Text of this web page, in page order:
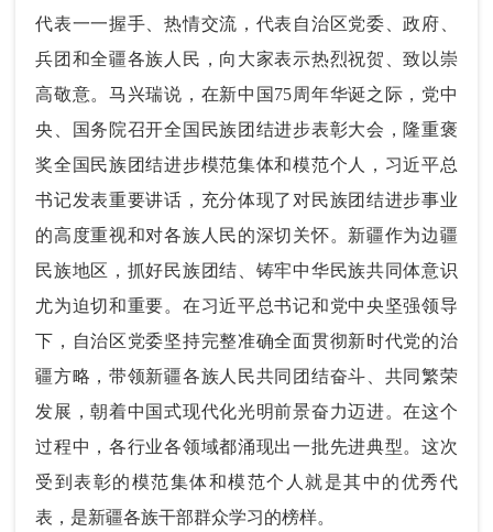
代表一一握手、热情交流，代表自治区党委、政府、
兵团和全疆各族人民，向大家表示热烈祝贺、致以崇
高敬意。马兴瑞说，在新中国75周年华诞之际，党中
央、国务院召开全国民族团结进步表彰大会，隆重褒
奖全国民族团结进步模范集体和模范个人，习近平总
书记发表重要讲话，充分体现了对民族团结进步事业
的高度重视和对各族人民的深切关怀。新疆作为边疆
民族地区，抓好民族团结、铸牢中华民族共同体意识
尤为迫切和重要。在习近平总书记和党中央坚强领导
下，自治区党委坚持完整准确全面贯彻新时代党的治
疆方略，带领新疆各族人民共同团结奋斗、共同繁荣
发展，朝着中国式现代化光明前景奋力迈进。在这个
过程中，各行业各领域都涌现出一批先进典型。这次
受到表彰的模范集体和模范个人就是其中的优秀代
表，是新疆各族干部群众学习的榜样。